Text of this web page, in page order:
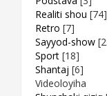
Realiti shou [74]
Retro [7]
Sayyod-show
Sport [18]
Shantaj [6]
Videoloyiha